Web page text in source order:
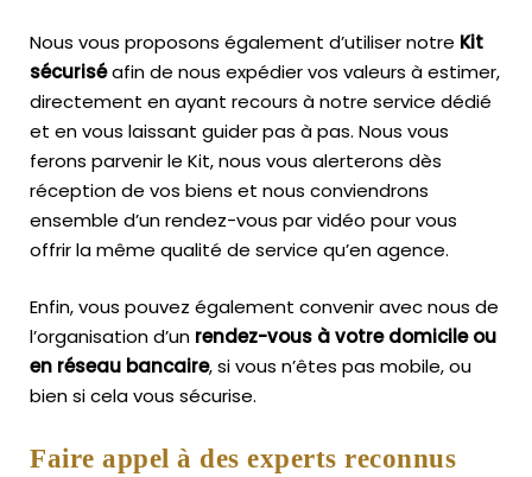
Nous vous proposons également d’utiliser notre Kit
sécuriséafin de nous expédier vos valeurs à estimer,
directement en ayant recours à notre service dédié
et en vous laissant guider pas à pas. Nous vous
ferons parvenir le Kit, nous vous alerterons dès
réception de vos biens et nous conviendrons
ensemble d’un rendez-vous par vidéo pour vous
offrir la même qualité de service qu’en agence.
Enfin, vous pouvez également convenir avec nous de
l’organisation d’un rendez-vous à votre domicile ou
en réseau bancaire, si vous n’êtes pas mobile, ou
bien si cela vous sécurise.
Faire appel à des experts reconnus